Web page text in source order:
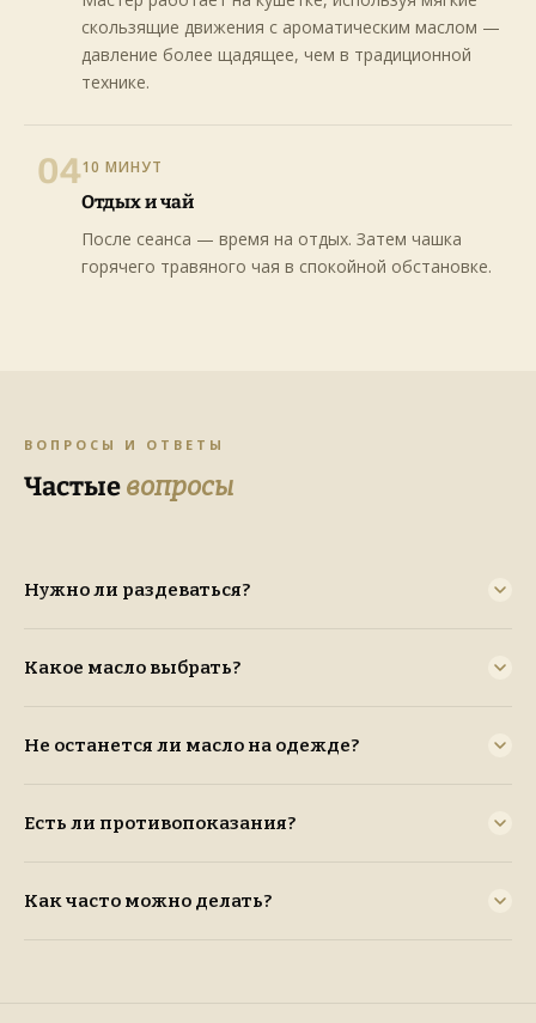
скользящие движения с ароматическим маслом —
давление более щадящее, чем в традиционной
технике.
0410 МИНУТ
Отдых и чай
После сеанса — время на отдых. Затем чашка
горячего травяного чая в спокойной обстановке.
ВОПРОСЫ И ОТВЕТЫ
Частыевопросы
Нужно ли раздеваться?
Какое масло выбрать?
Не останется ли масло на одежде?
Есть ли противопоказания?
Как часто можно делать?